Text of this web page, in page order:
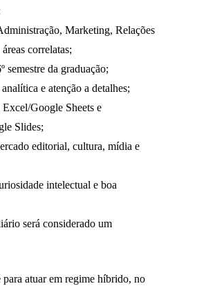
Marketing, Relações
correlatas;
semestre da graduação;
e atenção a detalhes;
Google Sheets e
Slides;
editorial, cultura, mídia e
intelectual e boa
será considerado um
atuar em regime híbrido, no